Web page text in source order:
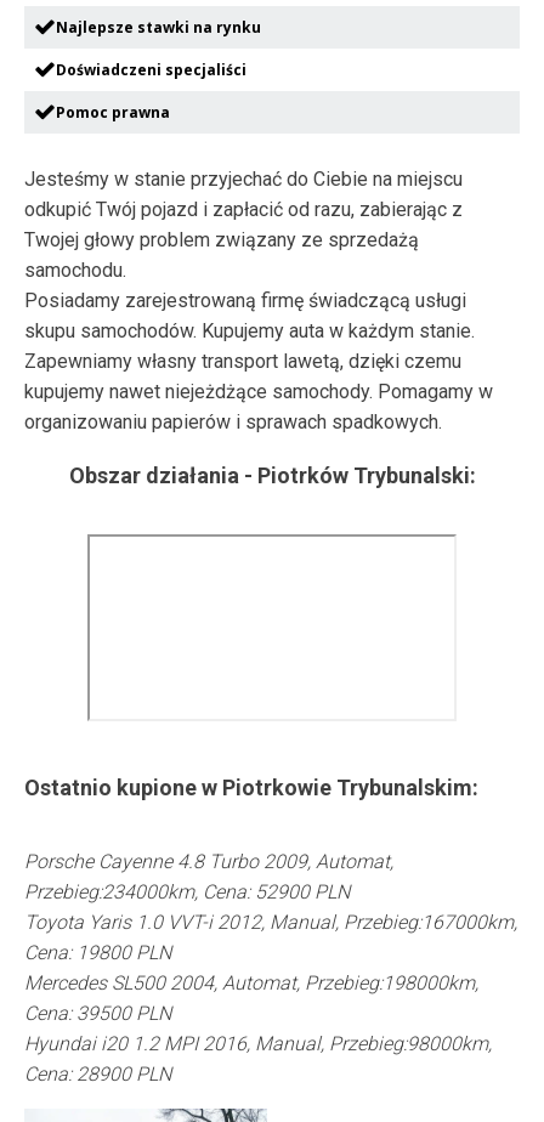
Najlepsze stawki na rynku
Doświadczeni specjaliści
Pomoc prawna
Jesteśmy w stanie przyjechać do Ciebie na miejscu
odkupić Twój pojazd i zapłacić od razu, zabierając z
Twojej głowy problem związany ze sprzedażą
samochodu.
Posiadamy zarejestrowaną firmę świadczącą usługi
skupu samochodów. Kupujemy auta w każdym stanie.
Zapewniamy własny transport lawetą, dzięki czemu
kupujemy nawet niejeżdżące samochody. Pomagamy w
organizowaniu papierów i sprawach spadkowych.
Obszar działania - Piotrków Trybunalski:
Ostatnio kupione w Piotrkowie Trybunalskim:
Porsche Cayenne 4.8 Turbo 2009, Automat,
Przebieg:234000km, Cena: 52900 PLN
Toyota Yaris 1.0 VVT-i 2012, Manual, Przebieg:167000km,
Cena: 19800 PLN
Mercedes SL500 2004, Automat, Przebieg:198000km,
Cena: 39500 PLN
Hyundai i20 1.2 MPI 2016, Manual, Przebieg:98000km,
Cena: 28900 PLN